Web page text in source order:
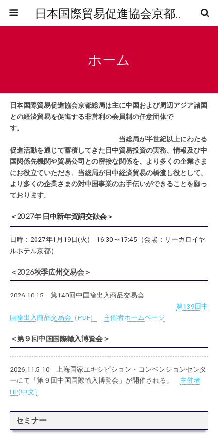
日本国際貿易促進協会京都総局
ホーム
日本国際貿易促進協会京都総局は主に中国および周辺アジア諸国
との経済貿易を促進する非営利の会員制の任意団体で
す。
当総局が半世紀以上にわたる
促進活動を通じて蓄積してきた日中貿易投資の実務、情報及び中
国関係先機関や貿易公司との密接な関係を、より多くの企業さま
にお役立ていただき、当総局が日中経済貿易の橋渡し役として、
より多くの企業さまの対中国事業のお手伝いができることを願っ
ております。
＜2027年 日中新年賀詞交歓会＞
日時：2027年1月19日(火) 16:30～17:45（会場：リーガロイヤ
ルホテル京都）
＜2026秋季広州交易会＞
2026.10.15 第140回中国輸出入商品交易会
第139回中
国輸出入商品交易会（PDF）
主催者ホームページ
＜第９回中国国際輸入博覧会＞
2026.11.5-10 上海国家エキシビション・コンベンションセンタ
ーにて「第９回中国国際輸入博覧会」が開催される。 主催者
HP(中文)
セミナー